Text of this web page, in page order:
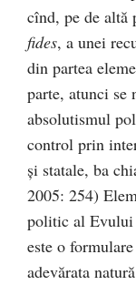
cînd, pe de altă
fides, a unei
din partea
parte, atunci se
absolutismul
control prin
şi statale, ba
2005: 254)
politic al
este o
adevărata